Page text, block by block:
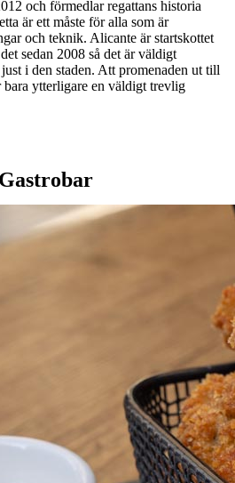
och förmedlar regattans historia
är ett måste för alla som är
och teknik. Alicante är startskottet
sedan 2008 så det är väldigt
i den staden. Att promenaden ut till
ytterligare en väldigt trevlig